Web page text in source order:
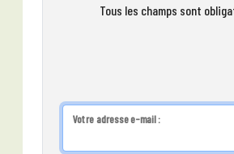
Tous les champs sont
Votre adresse e-mail :